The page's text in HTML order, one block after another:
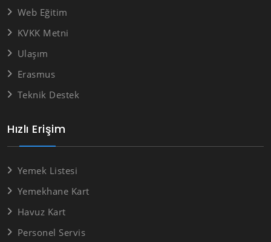
Hızlı Erişim
Yemek Listesi
Yemekhane Kart
Havuz Kart
Personel Servis
Web Eğitim
KVKK Metni
Ulaşım
Erasmus
Teknik Destek